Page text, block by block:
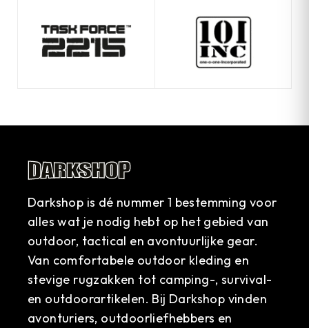
Darkshop is dé nummer 1 bestemming voor
alles wat je nodig hebt op het gebied van
outdoor, tactical en avontuurlijke gear.
Van comfortabele outdoor kleding en
stevige rugzakken tot camping-, survival-
en outdoorartikelen. Bij Darkshop vinden
avonturiers, outdoorliefhebbers en